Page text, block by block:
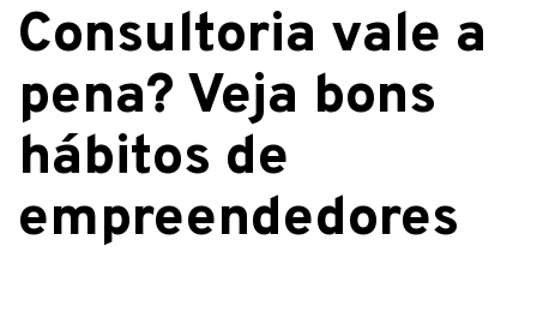
Consultoria vale a
pena? Veja bons
hábitos de
empreendedores